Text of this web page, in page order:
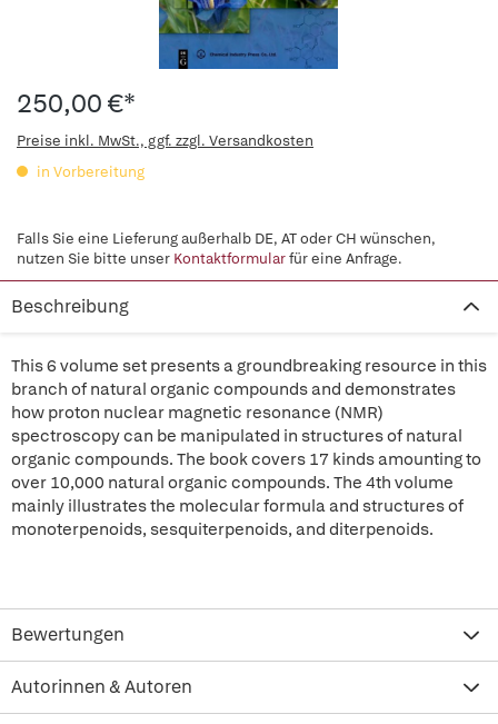
250,00 €*
Preise inkl. MwSt., ggf. zzgl. Versandkosten
in Vorbereitung
Falls Sie eine Lieferung außerhalb DE, AT oder CH wünschen,
nutzen Sie bitte unser Kontaktformularfür eine Anfrage.
Beschreibung
This 6 volume set presents a groundbreaking resource in this
branch of natural organic compounds and demonstrates
how proton nuclear magnetic resonance (NMR)
spectroscopy can be manipulated in structures of natural
organic compounds. The book covers 17 kinds amounting to
over 10,000 natural organic compounds. The 4th volume
mainly illustrates the molecular formula and structures of
monoterpenoids, sesquiterpenoids, and diterpenoids.
Bewertungen
Autorinnen & Autoren